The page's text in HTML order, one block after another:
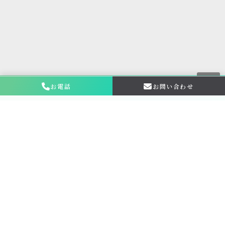
お問い合わせ・ 相談はこちら
お電話 お問い合わせ